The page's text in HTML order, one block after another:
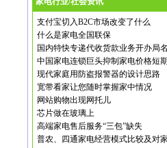
支付宝切入B2C市场改变了什么
什么是家电全国联保
国内特快专递代收货款业务开办局
中国家电连锁巨头抑制家电价格短
现代家庭用防盗报警器的设计思路
宽带看家让您随时掌握家中情况
网站购物出现网托儿
芯片做在玻璃上
高端家电售后服务“三包”缺失
普农、四通家电经营模式比较及对